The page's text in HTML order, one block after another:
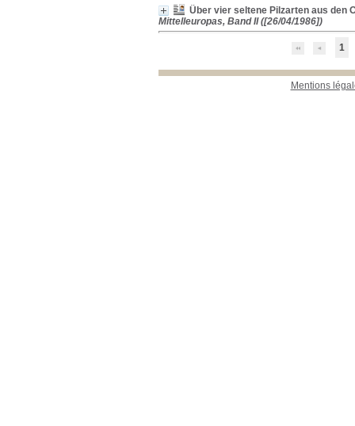
Über vier seltene Pilzarten aus den
Mittelleuropas, Band II ([26/04/1986])
1
Mentions